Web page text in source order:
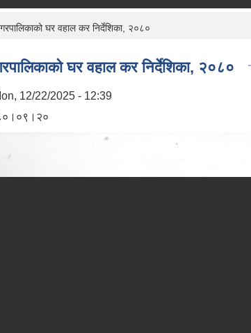
घर वहाल कर निर्देशिका, २०८०
घर वहाल कर निर्देशिका, २०८०
12/22/2025 - 12:39